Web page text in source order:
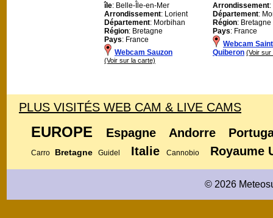
île: Belle-Île-en-Mer
Arrondissement: Lorient
Département: Morbihan
Région: Bretagne
Pays: France
Webcam Sauzon
(Voir sur la carte)
Arrondissement
Département:
Région: Bretagne
Pays: France
Webcam
Quiberon (Voir sur
PLUS VISITÉS WEB CAM & LIVE CAMS
EUROPE Espagne Andorre
Carro Bretagne Guidel Italie Cannobio Royaume
© 2026